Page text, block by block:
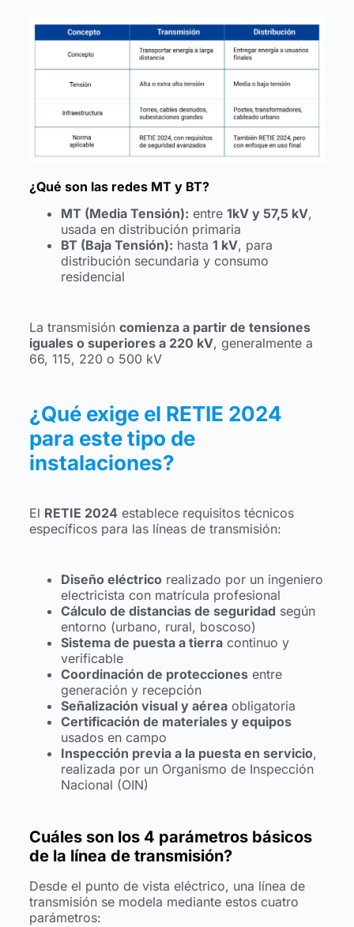
¿Qué son las redes MT y BT?
MT (Media Tensión): entre 1kV y 57,5 kV,
usada en distribución primaria
BT (Baja Tensión): hasta 1 kV, para
distribución secundaria y consumo
residencial
La transmisión comienza a partir de tensiones
iguales o superiores a 220 kV, generalmente a
66, 115, 220 o 500 kV
¿Qué exige el RETIE 2024
para este tipo de
instalaciones?
El RETIE 2024 establece requisitos técnicos
específicos para las líneas de transmisión:
Diseño eléctricorealizado por un ingeniero
electricista con matrícula profesional
Cálculo de distancias de seguridad según
entorno (urbano, rural, boscoso)
Sistema de puesta a tierracontinuo y
verificable
Coordinación de proteccionesentre
generación y recepción
Señalización visual y aéreaobligatoria
Certificación de materiales y equipos
usados en campo
Inspección previa a la puesta en servicio,
realizada por un Organismo de Inspección
Nacional (OIN)
Cuáles son los 4 parámetros básicos
de la línea de transmisión?
Desde el punto de vista eléctrico, una línea de
transmisión se modela mediante estos cuatro
parámetros: